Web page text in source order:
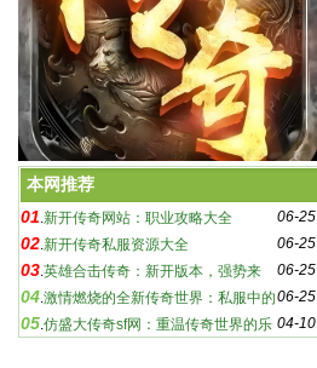
新开传奇网站：职业攻略大全
本网推荐
06-25
01.新开传奇网站：职业攻略大全
06-25
02.新开传奇私服资源大全
06-25
03.英雄合击传奇：新开版本，强势来
袭！
06-25
04.激情燃烧的全新传奇世界：私服中的
高爆率与激烈战斗
04-10
05.仿盛大传奇sf网：重温传奇世界的乐